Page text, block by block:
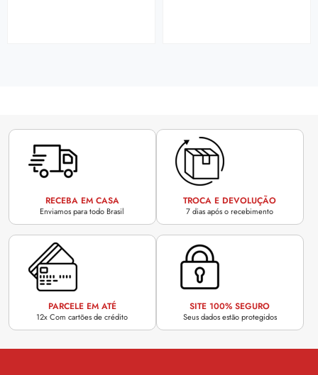
RECEBA EM CASA
Enviamos para todo Brasil
TROCA E DEVOLUÇÃO
7 dias após o recebimento
PARCELE EM ATÉ
12x Com cartões de crédito
SITE 100% SEGURO
Seus dados estão protegidos